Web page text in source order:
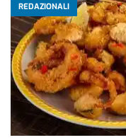
REDAZIONALI